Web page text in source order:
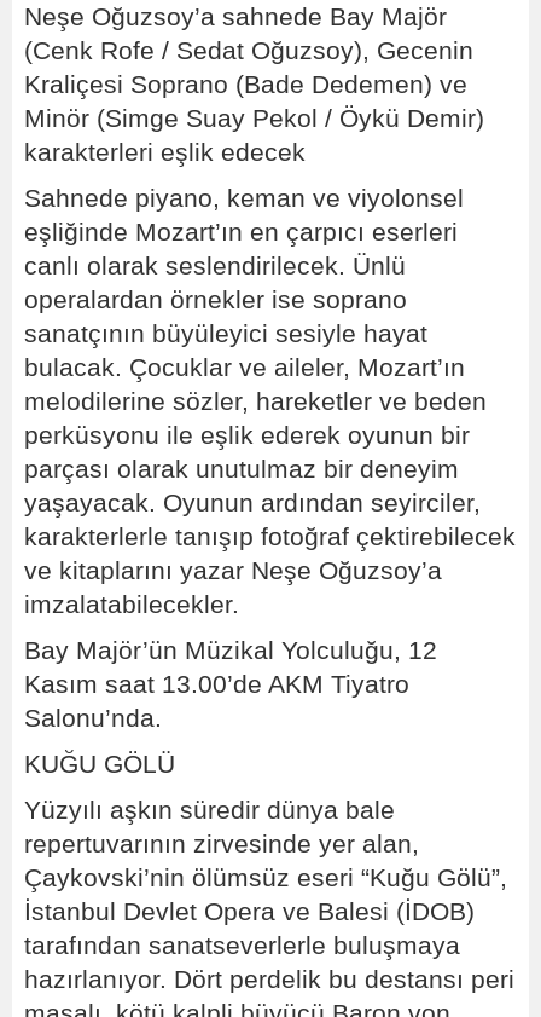
Neşe Oğuzsoy’a sahnede Bay Majör
(Cenk Rofe / Sedat Oğuzsoy), Gecenin
Kraliçesi Soprano (Bade Dedemen) ve
Minör (Simge Suay Pekol / Öykü Demir)
karakterleri eşlik edecek
Sahnede piyano, keman ve viyolonsel
eşliğinde Mozart’ın en çarpıcı eserleri
canlı olarak seslendirilecek. Ünlü
operalardan örnekler ise soprano
sanatçının büyüleyici sesiyle hayat
bulacak. Çocuklar ve aileler, Mozart’ın
melodilerine sözler, hareketler ve beden
perküsyonu ile eşlik ederek oyunun bir
parçası olarak unutulmaz bir deneyim
yaşayacak. Oyunun ardından seyirciler,
karakterlerle tanışıp fotoğraf çektirebilecek
ve kitaplarını yazar Neşe Oğuzsoy’a
imzalatabilecekler.
Bay Majör’ün Müzikal Yolculuğu, 12
Kasım saat 13.00’de AKM Tiyatro
Salonu’nda.
KUĞU GÖLÜ
Yüzyılı aşkın süredir dünya bale
repertuvarının zirvesinde yer alan,
Çaykovski’nin ölümsüz eseri “Kuğu Gölü”,
İstanbul Devlet Opera ve Balesi (İDOB)
tarafından sanatseverlerle buluşmaya
hazırlanıyor. Dört perdelik bu destansı peri